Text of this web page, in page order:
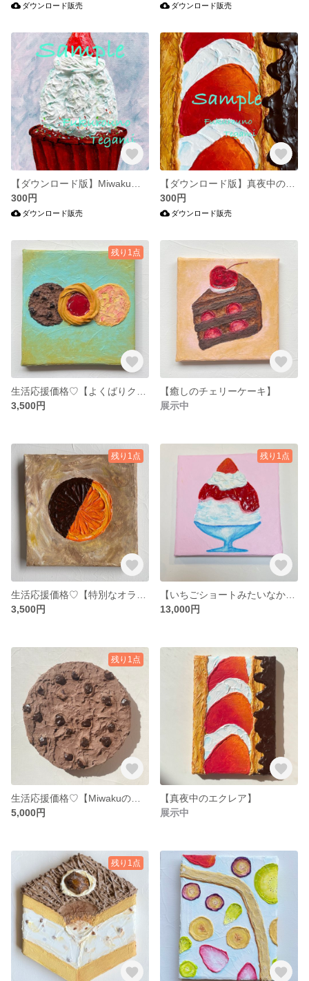
ダウンロード販売 ダウンロード販売
300円
ダウンロード販売
300円
ダウンロード販売
残り1点
3,500円
【癒しのチェリーケーキ】
展示中
残り1点
3,500円
残り1点
13,000円
残り1点
5,000円
【真夜中のエクレア】
展示中
残り1点